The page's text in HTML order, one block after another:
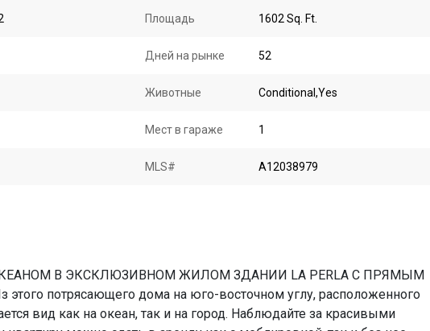
Площадь 1602 Sq. Ft.
Дней на рынке 52
Животные Conditional,Yes
Мест в гараже 1
MLS# A12038979
В ЭКСКЛЮЗИВНОМ ЖИЛОМ ЗДАНИИ LA PERLA С ПРЯМЫМ
потрясающего дома на юго-восточном углу, расположенного
вид как на океан, так и на город. Наблюдайте за красивыми